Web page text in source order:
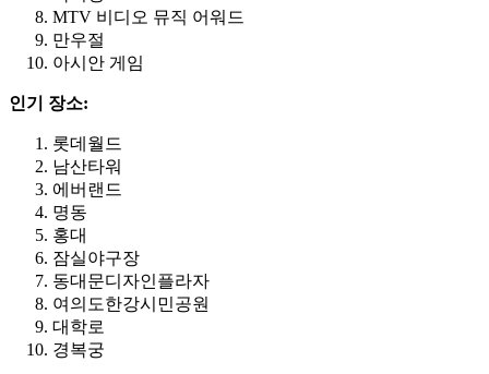
MTV 비디오 뮤직 어워드
만우절
아시안 게임
인기 장소:
롯데월드
남산타워
에버랜드
명동
홍대
잠실야구장
동대문디자인플라자
여의도한강시민공원
대학로
경복궁